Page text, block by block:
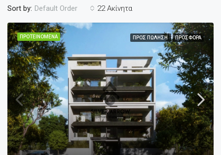
22 Ακίνητα
Sort by: Default Order
ΠΡΟΤΕΙΝΌΜΕΝΑ ΠΡΟΣ ΠΏΛΗΣΗ ΠΡΟΣΦΟΡΆ